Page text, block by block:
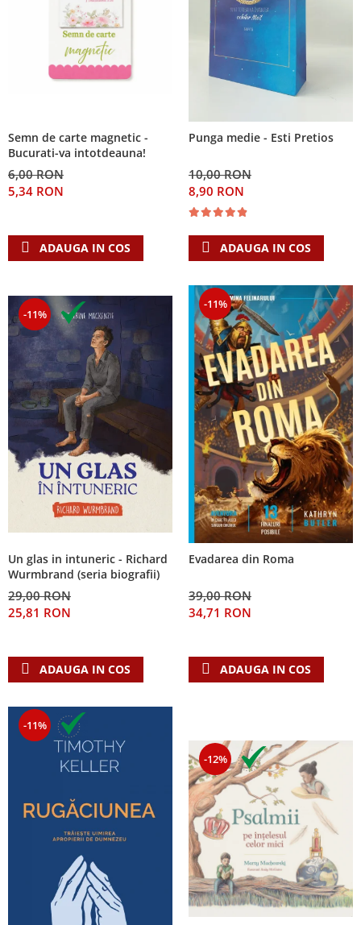
Semn de carte magnetic -
Bucurati-va intotdeauna!
6,00 RON
5,34 RON
ADAUGA IN COS
Punga medie - Esti Pretios
10,00 RON
8,90 RON
ADAUGA IN COS
-11%
Un glas in intuneric - Richard
Wurmbrand (seria biografii)
29,00 RON
25,81 RON
ADAUGA IN COS
-11%
Evadarea din Roma
39,00 RON
34,71 RON
ADAUGA IN COS
-11%
-12%